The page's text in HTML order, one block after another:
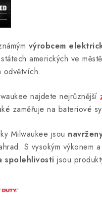
výrobcem
amerických ve
odvětvích.
najdete nejrůznější
zaměřuje na bateriové
Milwaukee jsou
S vysokým výkonem
spolehlivosti jsou